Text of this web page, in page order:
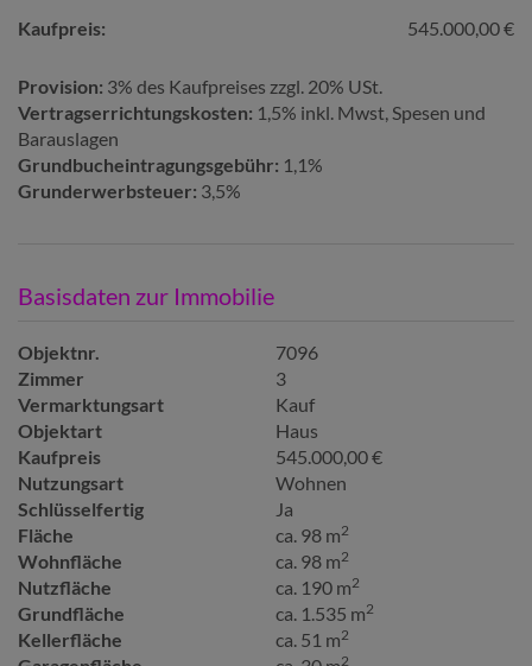
Kaufpreis: 545.000,00 €
Provision: 3% des Kaufpreises zzgl. 20% USt.
Vertragserrichtungskosten: 1,5% inkl. Mwst, Spesen und
Barauslagen
Grundbucheintragungsgebühr: 1,1%
Grunderwerbsteuer: 3,5%
Basisdaten zur Immobilie
Objektnr.
7096
Zimmer
3
Vermarktungsart
Kauf
Objektart
Haus
Kaufpreis
545.000,00 €
Nutzungsart
Wohnen
Schlüsselfertig
Ja
Fläche
ca. 98 m2
Wohnfläche ca. 98 m2
Nutzfläche ca. 190 m2
Grundfläche ca. 1.535 m2
Kellerfläche ca. 51 m2
2